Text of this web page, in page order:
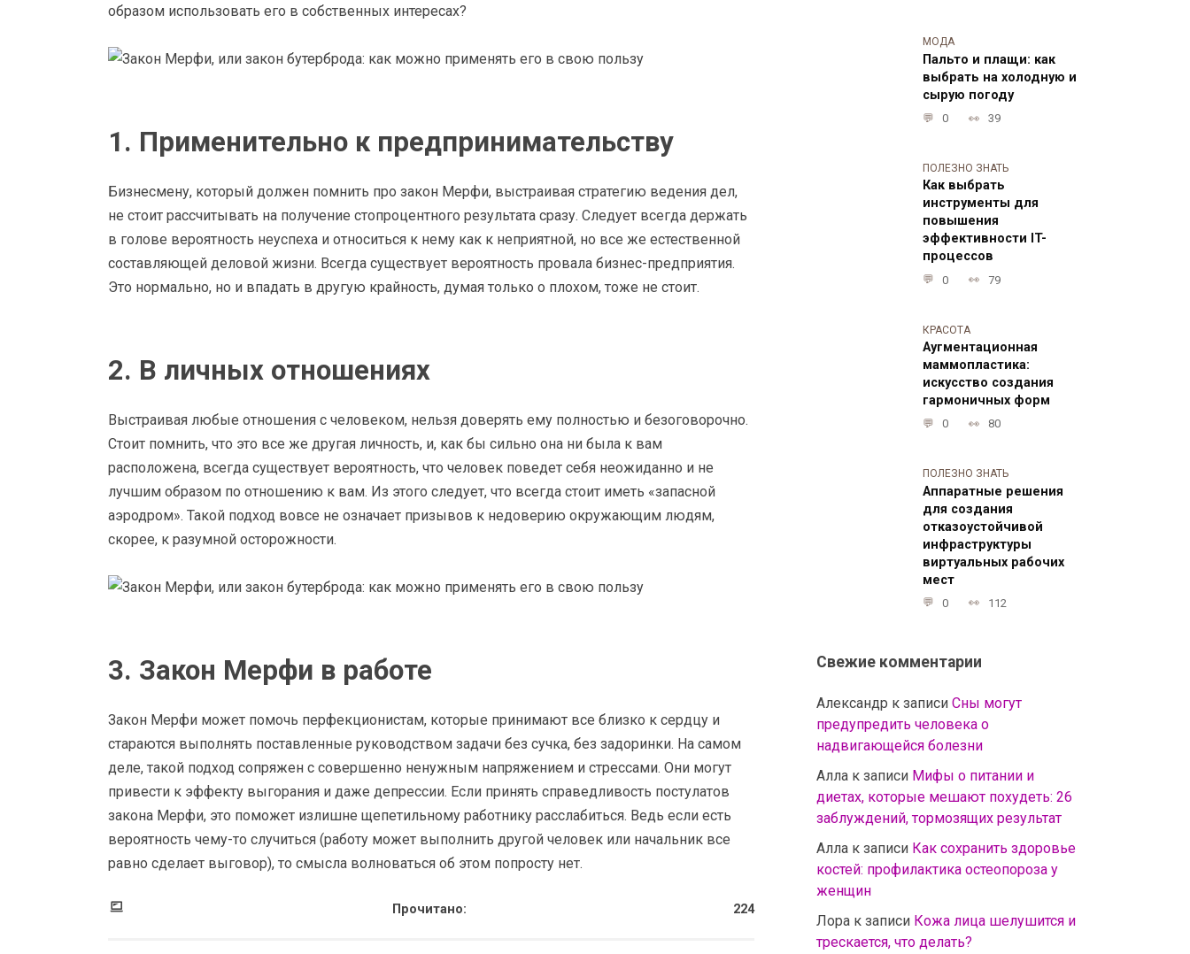
образом использовать его в собственных интересах?
1. Применительно к предпринимательству
Бизнесмену, который должен помнить про закон Мерфи, выстраивая стратегию ведения дел,
не стоит рассчитывать на получение стопроцентного результата сразу. Следует всегда держать
в голове вероятность неуспеха и относиться к нему как к неприятной, но все же естественной
составляющей деловой жизни. Всегда существует вероятность провала бизнес-предприятия.
Это нормально, но и впадать в другую крайность, думая только о плохом, тоже не стоит.
2. В личных отношениях
Выстраивая любые отношения с человеком, нельзя доверять ему полностью и безоговорочно.
Стоит помнить, что это все же другая личность, и, как бы сильно она ни была к вам
расположена, всегда существует вероятность, что человек поведет себя неожиданно и не
лучшим образом по отношению к вам. Из этого следует, что всегда стоит иметь «запасной
аэродром». Такой подход вовсе не означает призывов к недоверию окружающим людям,
скорее, к разумной осторожности.
3. Закон Мерфи в работе
Закон Мерфи может помочь перфекционистам, которые принимают все близко к сердцу и
стараются выполнять поставленные руководством задачи без сучка, без задоринки. На самом
деле, такой подход сопряжен с совершенно ненужным напряжением и стрессами. Они могут
привести к эффекту выгорания и даже депрессии. Если принять справедливость постулатов
закона Мерфи, это поможет излишне щепетильному работнику расслабиться. Ведь если есть
вероятность чему-то случиться (работу может выполнить другой человек или начальник все
равно сделает выговор), то смысла волноваться об этом попросту нет.
Прочитано: 224
МОДА
Пальто и плащи: как
выбрать на холодную и
сырую погоду
0 39
ПОЛЕЗНО ЗНАТЬ
Как выбрать
инструменты для
повышения
эффективности IT-
процессов
0 79
КРАСОТА
Аугментационная
маммопластика:
искусство создания
гармоничных форм
0 80
ПОЛЕЗНО ЗНАТЬ
Аппаратные решения
для создания
отказоустойчивой
инфраструктуры
виртуальных рабочих
мест
0 112
Свежие комментарии
Александр к записи Сны могут
предупредить человека о
надвигающейся болезни
Алла к записи Мифы о питании и
диетах, которые мешают похудеть: 26
заблуждений, тормозящих результат
Алла к записи Как сохранить здоровье
костей: профилактика остеопороза у
женщин
Лора к записи Кожа лица шелушится и
трескается, что делать?